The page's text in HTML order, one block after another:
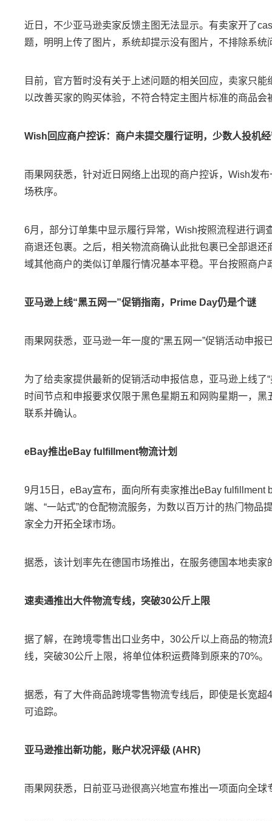
近日，不少亚马逊卖家反馈主图无法显示。有卖家开了
题，明明上传了图片，系统却提示没有图片，不排除系
目前，官方暂时没有关于上述问题的相关回应，卖家只
以改善买家的购买体验，不符合特定主图片标准的商品
Wish回应商户控诉：商户未提交履行证明，少数人投机
雨果网获悉，针对近日网络上出现的商户控诉，Wish发
场秩序。
6月，部分订单集中显示履行异常，Wish按照流程进行
商退还包裹。之后，相关物流商确认此批包裹已全部退
域其他商户的类似订单履行情况基本平稳。平台按照商
亚马逊上线“黑五网一”促销指南，Prime Day仍是个谜
雨果网获悉，亚马逊一年一度的“黑五网一”促销活动申报
为了给卖家提供最新的促销活动申报信息，亚马逊上线
时间节点和申报要求仅限于黑色星期五和网购星期一，
联系并确认。
eBay推出eBay fulfillment物流计划
9月15日，eBay宣布，面向所有卖家推出eBay
端、“一站式”的仓配物流服务，为数以百万计的热门物
家全力开拓全球市场。
据悉，该计划率先在德国市场推出，在服务德国本地卖
速卖通推出大件物流专线，突破30公斤上限
据了解，在跨境零售出口业务中，30公斤以上商品的物
线，突破30公斤上限，将单位体积运费降到原来的70%。
据悉，有了大件商品跨境零售物流专线后，即使是长宽
可追踪。
亚马逊推出新功能，账户状况评级 (AHR)
雨果网获悉，日前亚马逊很高兴地宣布推出一项面向全